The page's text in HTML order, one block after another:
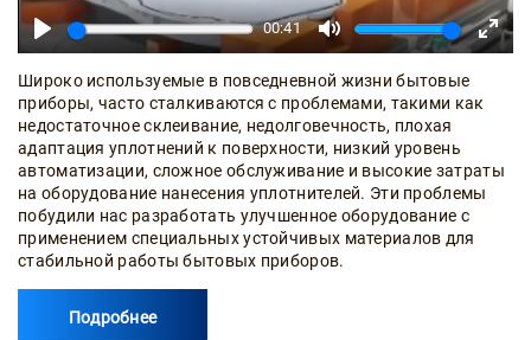
Play
00:41
Mute
Enter
Широко используемые в повседневной жизни бытовые
приборы, часто сталкиваются с проблемами, такими как
недостаточное склеивание, недолговечность, плохая
адаптация уплотнений к поверхности, низкий уровень
автоматизации, сложное обслуживание и высокие затраты
на оборудование нанесения уплотнителей. Эти проблемы
побудили нас разработать улучшенное оборудование с
применением специальных устойчивых материалов для
стабильной работы бытовых приборов.
Подробнее